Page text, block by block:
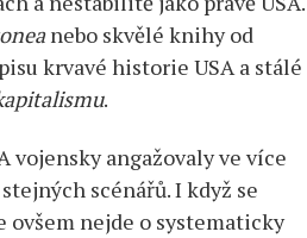
nebo skvělé knihy od
krvavé historie USA a stálé
.
vojensky angažovaly ve více
scénářů. I když se
nejde o systematicky